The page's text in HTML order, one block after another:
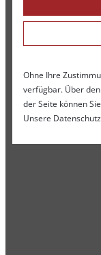
Ohne Ihre
verfügbar. Über
der Seite können
Unsere
Website die
Anfrage
zur Abwehr
Nachricht